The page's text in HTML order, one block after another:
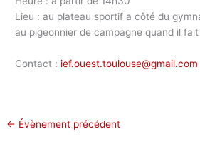
Lieu : au plateau sportif a côté du
au pigeonnier de campagne quand il
Contact : ief.ouest.toulouse@gmail.com
← Évènement précédent